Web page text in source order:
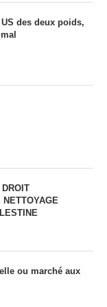
des deux poids,
ou marché aux